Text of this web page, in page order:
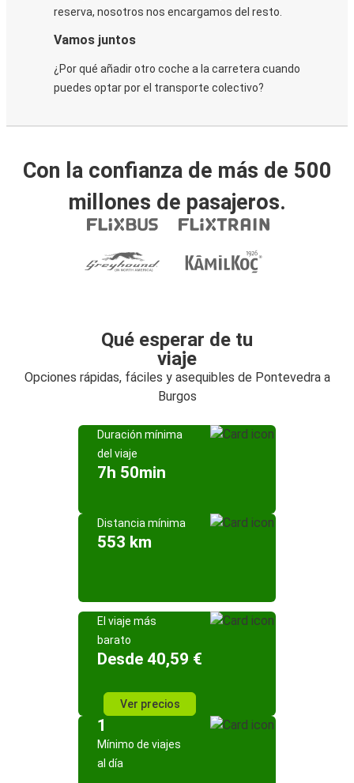
reserva, nosotros nos encargamos del resto.
Vamos juntos
¿Por qué añadir otro coche a la carretera cuando
puedes optar por el transporte colectivo?
Con la confianza de más de 500
millones de pasajeros.
Qué esperar de tu
viaje
Opciones rápidas, fáciles y asequibles de Pontevedra a
Burgos
Duración mínima
del viaje
7h 50min
Distancia mínima
553 km
El viaje más
barato
Desde 40,59 €
Ver precios
1
Mínimo de viajes
al día